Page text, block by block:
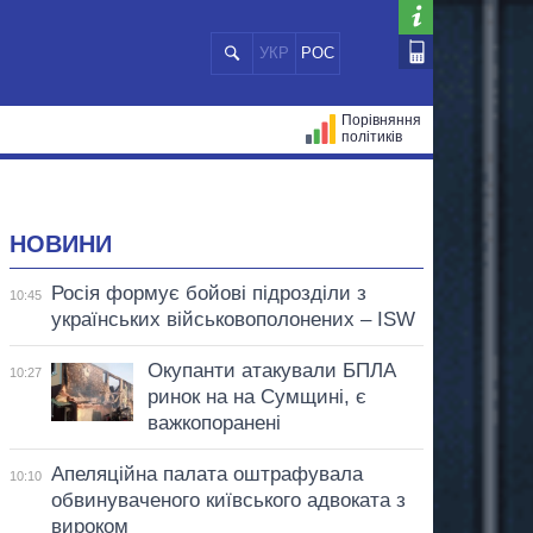
УКР РОС
Порівняння
політиків
НОВИНИ
10:45
Росія формує бойові підрозділи з
українських військовополонених – ISW
10:27
Окупанти атакували БПЛА
ринок на на Сумщині, є
важкопоранені
10:10
Апеляційна палата оштрафувала
обвинуваченого київського адвоката з
вироком